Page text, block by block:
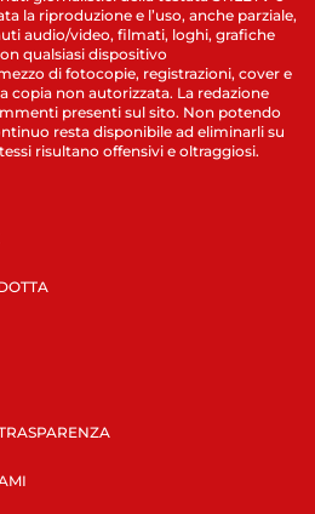
la riproduzione e l’uso, anche parziale,
audio/video, filmati, loghi, grafiche
qualsiasi dispositivo
di fotocopie, registrazioni, cover e
copia non autorizzata. La redazione
presenti sul sito. Non potendo
resta disponibile ad eliminarli su
risultano offensivi e oltraggiosi.